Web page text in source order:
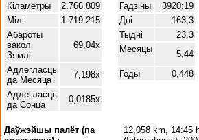
Кіламетры
2.766.809
Мілі
1.719.215
Абароты
вакол
Зямлі
69,04x
Адлегласць
да Месяца
7,198x
Адлегласць
да Сонца
0,0185x
Гадзіны
3920:19
Дні
163,3
Тыдні
23,3
Месяцы
5,44
Годы
0,448
Даўжэйшы палёт (па
12,058 km, 14:45